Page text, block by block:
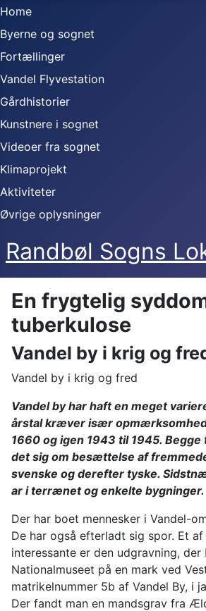
Home
Byerne og sognet
Fortællinger
Vandel Flyvestation
Gårdhistorier
Kunstnere i sognet
Videoer fra sognet
Klimaprojekt
Aktiviteter
Øvrige oplysninger
Randbøl Sogns
En frygtelig
tuberkulose
Vandel by i krig og
Vandel by i krig og fred
Vandel by har haft en meget
årstal kræver især
1660 og igen 1943 til 1945.
det sig om besættelse af
svenske og derefter tyske.
ar i terrænet og enkelte bygninger.
Der har boet mennesker i Vandel-
De har også efterladt sig spor. Et af
interessante er den udgravning,
Nationalmuseet på en mark ved
matrikelnummer 5b af Vandel By, i
Der fandt man en mandsgrav fra